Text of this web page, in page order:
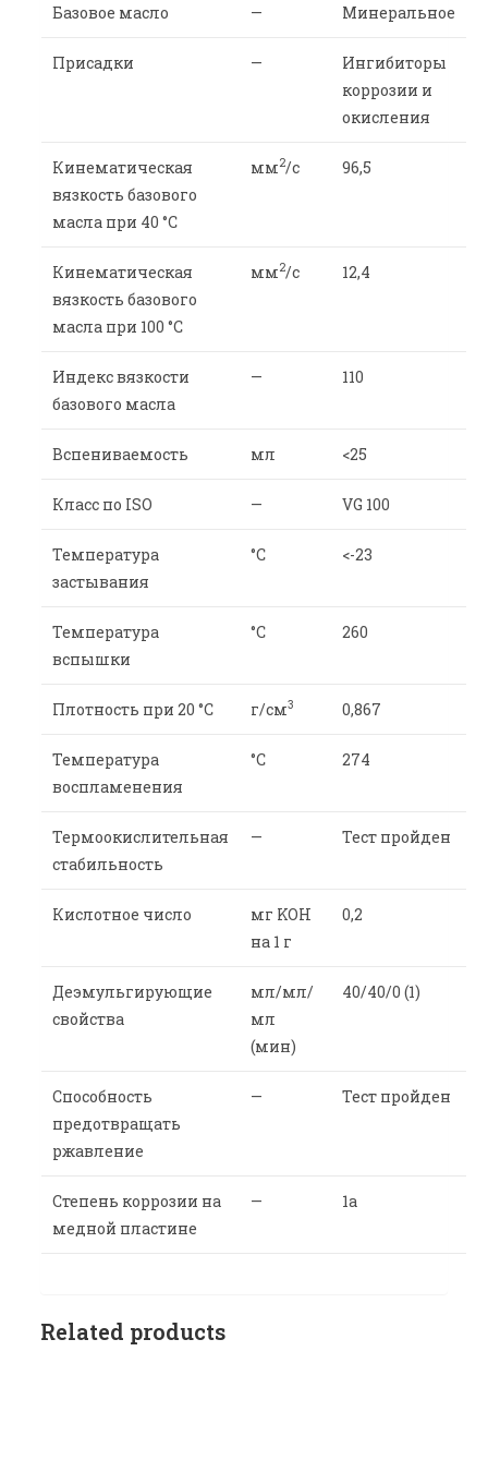
Базовое масло — Минеральное
Присадки —
Ингибиторы
коррозии и
окисления
Кинематическая
вязкость базового
масла при 40 °С
мм2/c 96,5
Кинематическая
вязкость базового
масла при 100 °С
мм2/c 12,4
Индекс вязкости
базового масла
— 110
Вспениваемость мл <25
Класс по ISO — VG 100
Температура
застывания
°С <-23
Температура
вспышки
°C 260
Плотность при 20 °С г/см3 0,867
Температура
воспламенения
°C 274
Термоокислительная
стабильность
— Тест пройден
Кислотное число
мг KOH
на 1 г
0,2
Деэмульгирующие
свойства
мл/мл/
мл
(мин)
40/40/0 (1)
Способность
предотвращать
ржавление
— Тест пройден
Степень коррозии на
медной пластине
— 1a
Related products